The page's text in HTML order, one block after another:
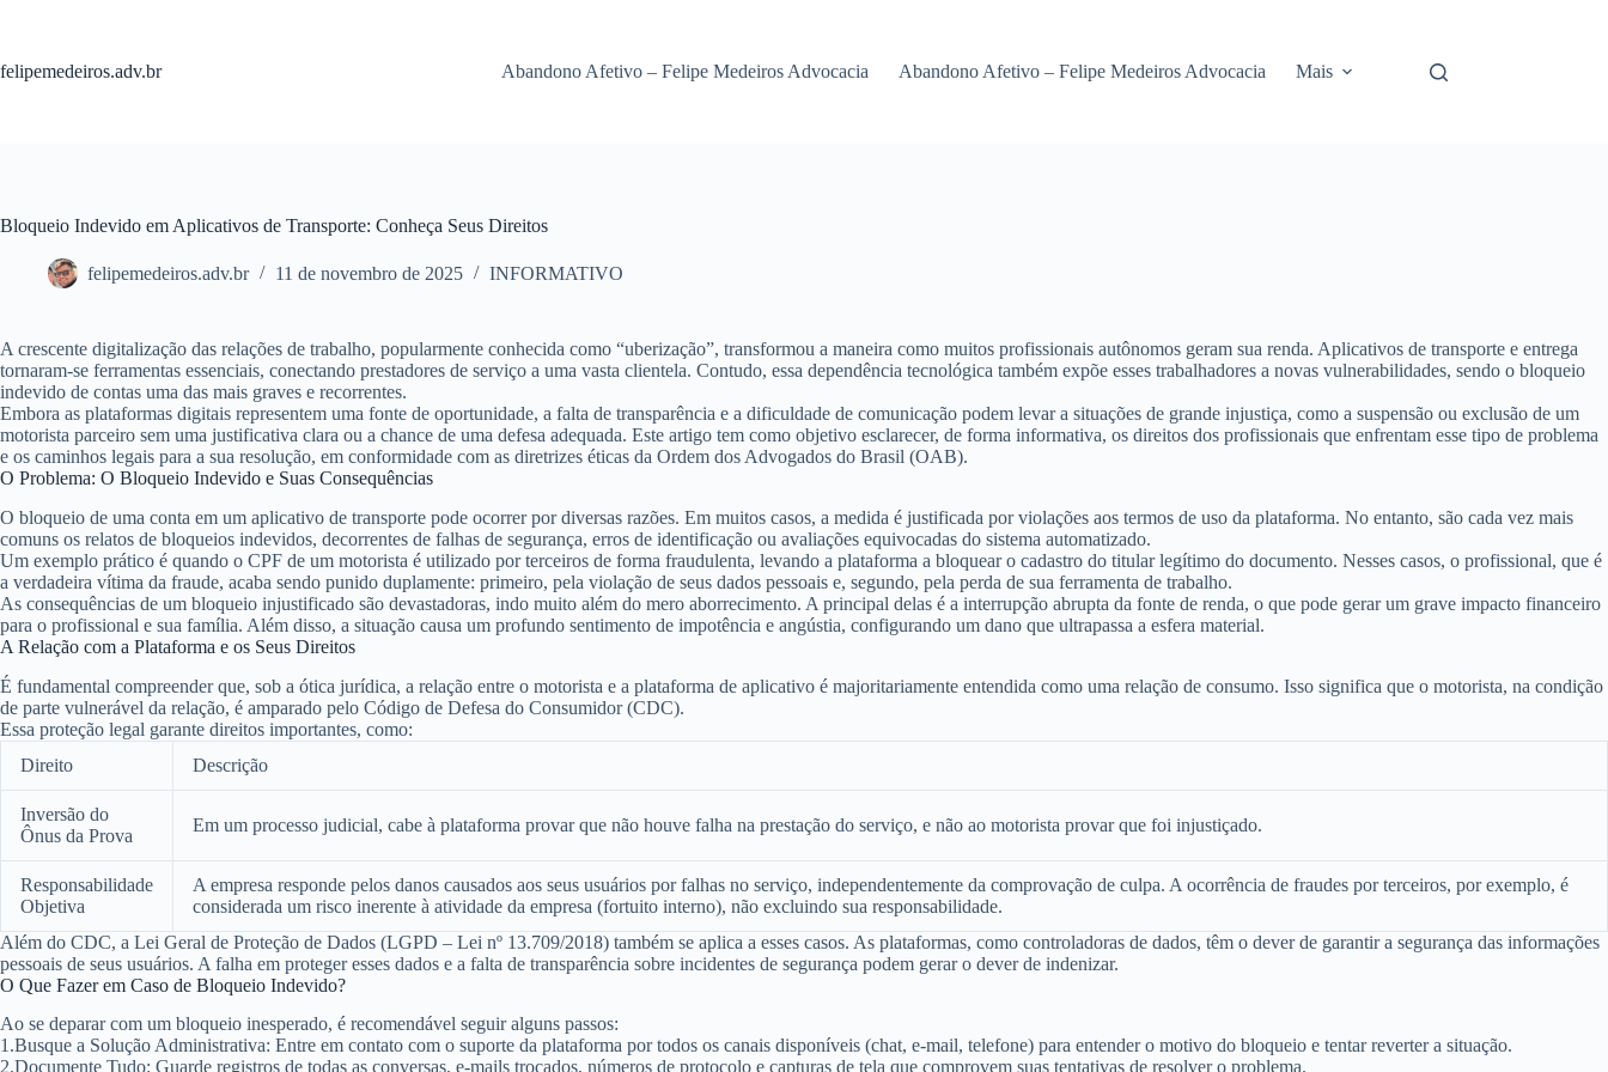
conteúdo
felipemedeiros.adv.br Abandono Afetivo – Felipe Medeiros Advocacia Abandono Afetivo – Felipe Medeiros Advocacia Mais
Bloqueio Indevido em Aplicativos de Transporte: Conheça Seus Direitos
felipemedeiros.adv.br 11 de novembro de 2025 INFORMATIVO
A crescente digitalização das relações de trabalho, popularmente conhecida como “uberização”, transformou a maneira como muitos profissionais autônomos geram sua renda. Aplicativos de transporte e entrega
tornaram-se ferramentas essenciais, conectando prestadores de serviço a uma vasta clientela. Contudo, essa dependência tecnológica também expõe esses trabalhadores a novas vulnerabilidades, sendo o bloqueio
indevido de contas uma das mais graves e recorrentes.
Embora as plataformas digitais representem uma fonte de oportunidade, a falta de transparência e a dificuldade de comunicação podem levar a situações de grande injustiça, como a suspensão ou exclusão de um
motorista parceiro sem uma justificativa clara ou a chance de uma defesa adequada. Este artigo tem como objetivo esclarecer, de forma informativa, os direitos dos profissionais que enfrentam esse tipo de problema
e os caminhos legais para a sua resolução, em conformidade com as diretrizes éticas da Ordem dos Advogados do Brasil (OAB).
O Problema: O Bloqueio Indevido e Suas Consequências
O bloqueio de uma conta em um aplicativo de transporte pode ocorrer por diversas razões. Em muitos casos, a medida é justificada por violações aos termos de uso da plataforma. No entanto, são cada vez mais
comuns os relatos de bloqueios indevidos, decorrentes de falhas de segurança, erros de identificação ou avaliações equivocadas do sistema automatizado.
Um exemplo prático é quando o CPF de um motorista é utilizado por terceiros de forma fraudulenta, levando a plataforma a bloquear o cadastro do titular legítimo do documento. Nesses casos, o profissional, que é
a verdadeira vítima da fraude, acaba sendo punido duplamente: primeiro, pela violação de seus dados pessoais e, segundo, pela perda de sua ferramenta de trabalho.
As consequências de um bloqueio injustificado são devastadoras, indo muito além do mero aborrecimento. A principal delas é a interrupção abrupta da fonte de renda, o que pode gerar um grave impacto financeiro
para o profissional e sua família. Além disso, a situação causa um profundo sentimento de impotência e angústia, configurando um dano que ultrapassa a esfera material.
A Relação com a Plataforma e os Seus Direitos
É fundamental compreender que, sob a ótica jurídica, a relação entre o motorista e a plataforma de aplicativo é majoritariamente entendida como uma relação de consumo. Isso significa que o motorista, na condição
de parte vulnerável da relação, é amparado pelo Código de Defesa do Consumidor (CDC).
Essa proteção legal garante direitos importantes, como:
Direito
Descrição
Inversão do
Ônus da Prova
Em um processo judicial, cabe à plataforma provar que não houve falha na prestação do serviço, e não ao motorista provar que foi injustiçado.
Responsabilidade
Objetiva
A empresa responde pelos danos causados aos seus usuários por falhas no serviço, independentemente da comprovação de culpa. A ocorrência de fraudes por terceiros, por exemplo, é
considerada um risco inerente à atividade da empresa (fortuito interno), não excluindo sua responsabilidade.
Além do CDC, a Lei Geral de Proteção de Dados (LGPD – Lei nº 13.709/2018) também se aplica a esses casos. As plataformas, como controladoras de dados, têm o dever de garantir a segurança das informações
pessoais de seus usuários. A falha em proteger esses dados e a falta de transparência sobre incidentes de segurança podem gerar o dever de indenizar.
O Que Fazer em Caso de Bloqueio Indevido?
Ao se deparar com um bloqueio inesperado, é recomendável seguir alguns passos:
1.Busque a Solução Administrativa: Entre em contato com o suporte da plataforma por todos os canais disponíveis (chat, e-mail, telefone) para entender o motivo do bloqueio e tentar reverter a situação.
2.Documente Tudo: Guarde registros de todas as conversas, e-mails trocados, números de protocolo e capturas de tela que comprovem suas tentativas de resolver o problema.